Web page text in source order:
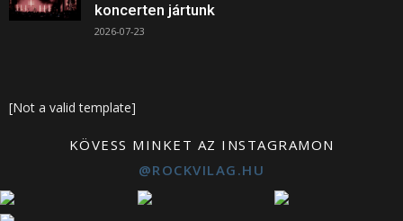
koncerten jártunk
2026-07-23
[Not a valid template]
KÖVESS MINKET AZ INSTAGRAMON
@ROCKVILAG.HU